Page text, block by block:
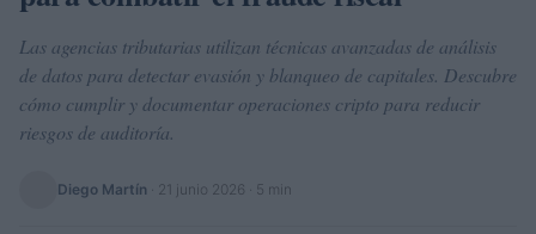
Las agencias tributarias utilizan técnicas avanzadas de análisis
de datos para detectar evasión y blanqueo de capitales. Descubre
cómo cumplir y documentar operaciones cripto para reducir
riesgos de auditoría.
Diego Martín 21 junio 2026 · 5 min